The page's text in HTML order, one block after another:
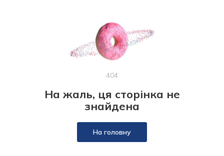
404
На жаль, ця сторінка не
знайдена
На головну